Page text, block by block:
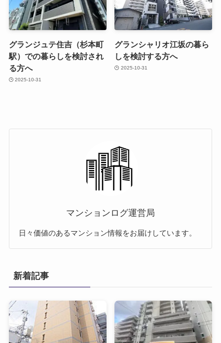
グランジュテ住吉（杉本町
駅）での暮らしを検討され
る方へ
2025-10-31
グランシャリオ江坂の暮ら
しを検討する方へ
2025-10-31
マンションログ運営局
日々価値のあるマンション情報をお届けしています。
新着記事